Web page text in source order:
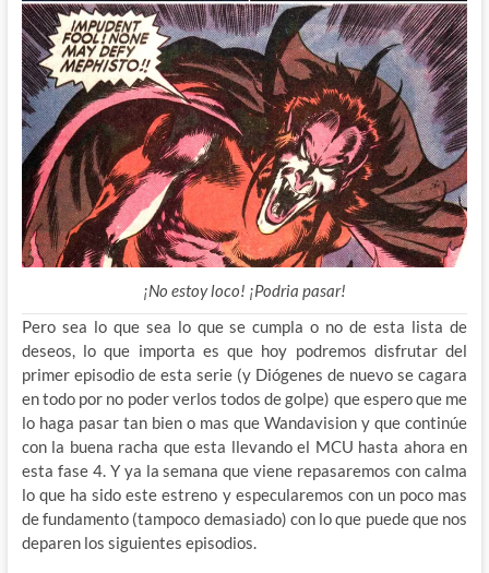
¡No estoy loco! ¡Podria pasar!
Pero sea lo que sea lo que se cumpla o no de esta lista de
deseos, lo que importa es que hoy podremos disfrutar del
primer episodio de esta serie (y Diógenes de nuevo se cagara
en todo por no poder verlos todos de golpe) que espero que me
lo haga pasar tan bien o mas que Wandavision y que continúe
con la buena racha que esta llevando el MCU hasta ahora en
esta fase 4. Y ya la semana que viene repasaremos con calma
lo que ha sido este estreno y especularemos con un poco mas
de fundamento (tampoco demasiado) con lo que puede que nos
deparen los siguientes episodios.